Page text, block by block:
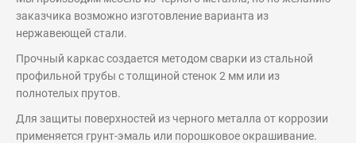
заказчика возможно изготовление варианта из
нержавеющей стали.
Прочный каркас создается методом сварки из стальной
профильной трубы с толщиной стенок 2 мм или из
полнотелых прутов.
Для защиты поверхностей из черного металла от коррозии
применяется грунт-эмаль или порошковое окрашивание.